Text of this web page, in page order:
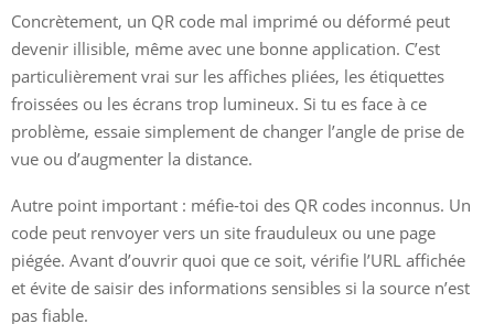
Concrètement, un QR code mal imprimé ou déformé peut
devenir illisible, même avec une bonne application. C’est
particulièrement vrai sur les affiches pliées, les étiquettes
froissées ou les écrans trop lumineux. Si tu es face à ce
problème, essaie simplement de changer l’angle de prise de
vue ou d’augmenter la distance.
Autre point important : méfie-toi des QR codes inconnus. Un
code peut renvoyer vers un site frauduleux ou une page
piégée. Avant d’ouvrir quoi que ce soit, vérifie l’URL affichée
et évite de saisir des informations sensibles si la source n’est
pas fiable.